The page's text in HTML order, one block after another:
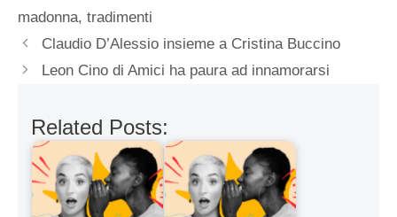
madonna, tradimenti
Claudio D’Alessio insieme a Cristina Buccino
Leon Cino di Amici ha paura ad innamorarsi
Related Posts: